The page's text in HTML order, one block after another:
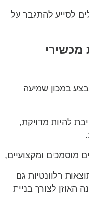
לסייע להתגבר על
במכון שמיעה
להיות מדויקת,
מוסמכים ומקצועיים,
רלוונטיות גם
לצורך בניית